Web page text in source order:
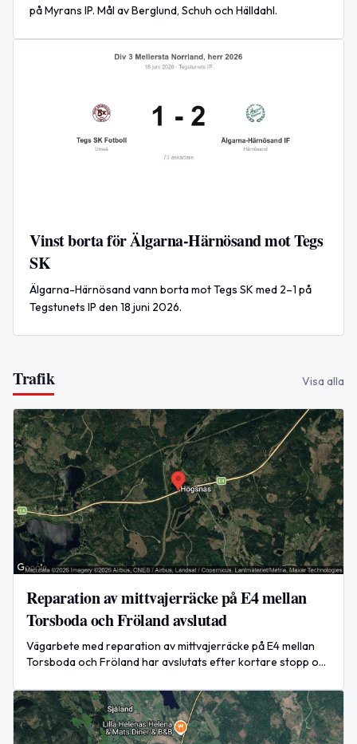
på Myrans IP. Mål av Berglund, Schuh och Hälldahl.
Vinst borta för Älgarna-Härnösand mot Tegs
SK
Älgarna-Härnösand vann borta mot Tegs SK med 2–1 på
Tegstunets IP den 18 juni 2026.
Trafik Visa alla
Reparation av mittvajerräcke på E4 mellan
Torsboda och Fröland avslutad
Vägarbete med reparation av mittvajerräcke på E4 mellan
Torsboda och Fröland har avslutats efter kortare stopp och